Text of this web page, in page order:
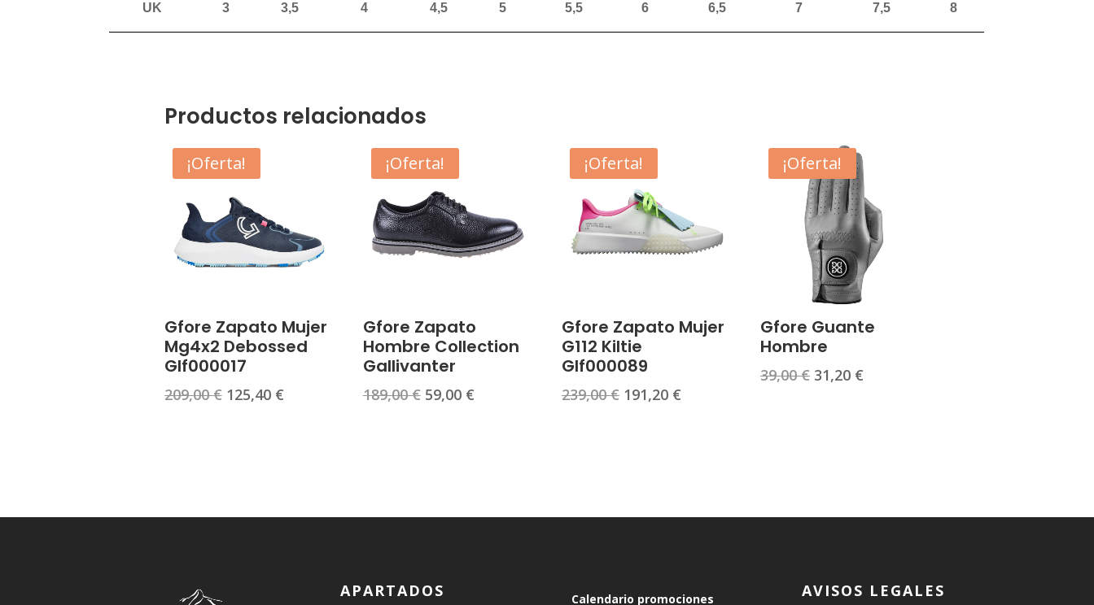
UK 3 3,5 4 4,5 5 5,5 6 6,5 7 7,5 8
Productos relacionados
¡Oferta!
Gfore Zapato Mujer
Mg4x2 Debossed
Glf000017
209,00€ El
125,40 €El
¡Oferta!
Gfore Zapato
Hombre Collection
Gallivanter
189,00€ El
59,00 €El
¡Oferta!
Gfore Zapato Mujer
G112 Kiltie
Glf000089
239,00€ El
191,20 €El
¡Oferta!
Gfore Guante
Hombre
39,00€ El
31,20 €El
APARTADOS Calendario promociones AVISOS LEGALES